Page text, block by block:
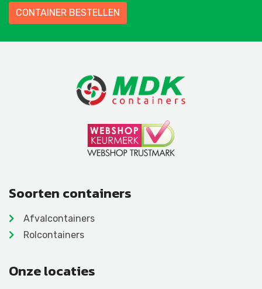
CONTAINER BESTELLEN
Soorten containers
Afvalcontainers
Rolcontainers
Onze locaties